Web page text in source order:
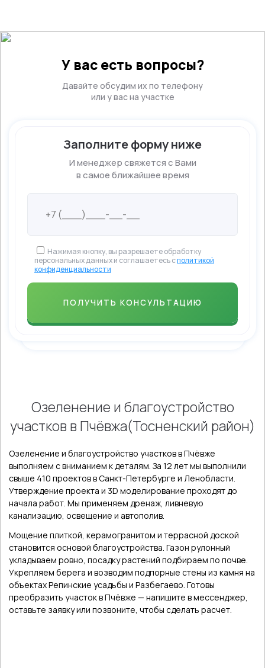
У вас есть вопросы?
Давайте обсудим их по телефону
или у вас на участке
Заполните форму ниже
И менеджер свяжется с Вами
в самое ближайшее время
Нажимая кнопку, вы разрешаете обработку
персональных данных и соглашаетесь сполитикой
конфиденциальности
Озеленение и благоустройство
участков в Пчёвжа(Тосненский район)
Озеленение и благоустройство участков в Пчёвже
выполняем с вниманием к деталям. За 12 лет мы выполнили
свыше 410 проектов в Санкт-Петербурге и Ленобласти.
Утверждение проекта и 3D моделирование проходят до
начала работ. Мы применяем дренаж, ливневую
канализацию, освещение и автополив.
Мощение плиткой, керамогранитом и террасной доской
становится основой благоустройства. Газон рулонный
укладываем ровно, посадку растений подбираем по почве.
Укрепляем берега и возводим подпорные стены из камня на
объектах Репинские усадьбы и Разбегаево. Готовы
преобразить участок в Пчёвже — напишите в мессенджер,
оставьте заявку или позвоните, чтобы сделать расчет.